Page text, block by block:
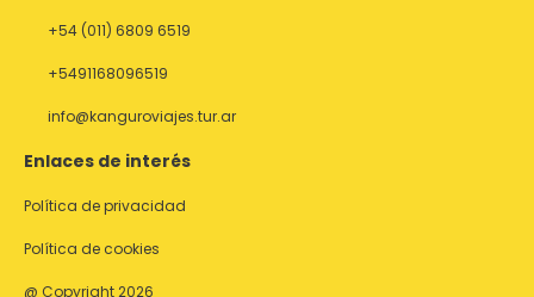
+54 (011) 6809 6519
+5491168096519
info@kanguroviajes.tur.ar
Enlaces de interés
Política de privacidad
Política de cookies
@ Copyright 2026